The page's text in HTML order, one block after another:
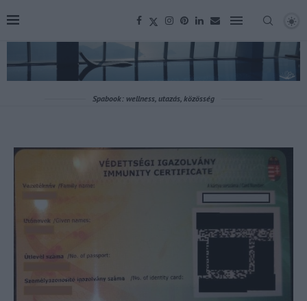
Spabook: wellness, utazás, közösség